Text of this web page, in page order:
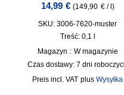
14,99 € (149,90 €/ )
SKU: 3006-7620-muster
Treść: 0,1 l
Magazyn : W magazynie
Czas dostawy: 7 dni
incl. VAT plus Wysyłka